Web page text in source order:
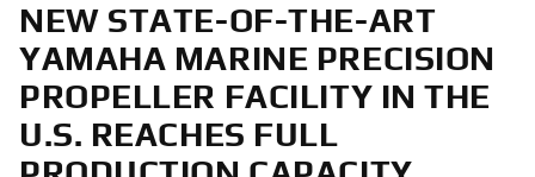
NEW STATE-OF-THE-ART
YAMAHA MARINE PRECISION
PROPELLER FACILITY IN THE
U.S. REACHES FULL